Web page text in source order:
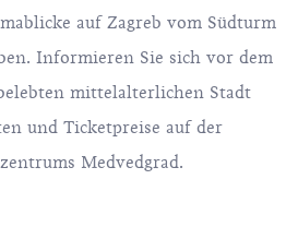
auf Zagreb vom Südturm
Informieren Sie sich vor dem
mittelalterlichen Stadt
und Ticketpreise auf der
Medvedgrad.